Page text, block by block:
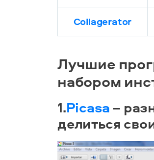
Collagerator
Лучшие
набором
1.Picasa–
делиться